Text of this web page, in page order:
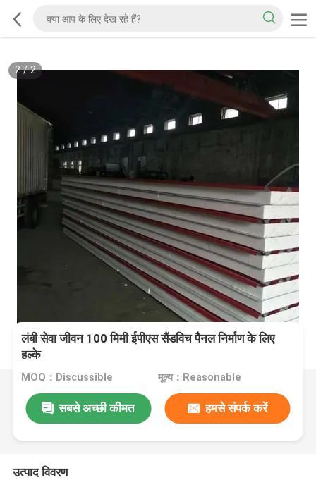
2/2
लंबी सेवा जीवन 100 मिमी ईपीएस सैंडविच पैनल निर्माण के लिए
हल्के
MOQ：Discussible मूल्य：Reasonable
सबसे अच्छी कीमत हमसे संपर्क करें
उत्पाद विवरण